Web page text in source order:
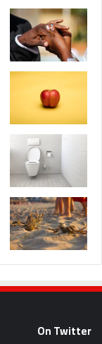
On Twitter